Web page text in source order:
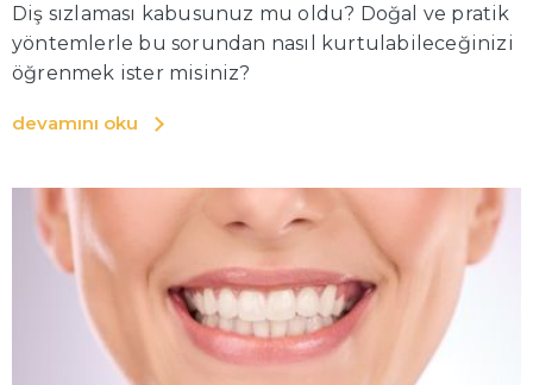
Diş sızlaması kabusunuz mu oldu? Doğal ve pratik
yöntemlerle bu sorundan nasıl kurtulabileceğinizi
öğrenmek ister misiniz?
devamını oku